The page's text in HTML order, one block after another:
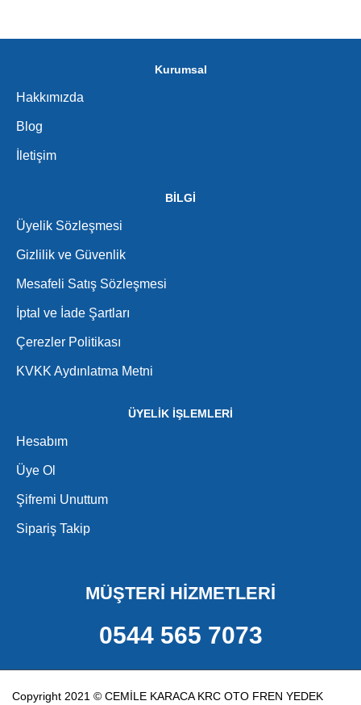
Kurumsal
Hakkımızda
Blog
İletişim
BİLGİ
Üyelik Sözleşmesi
Gizlilik ve Güvenlik
Mesafeli Satış Sözleşmesi
İptal ve İade Şartları
Çerezler Politikası
KVKK Aydınlatma Metni
ÜYELİK İŞLEMLERİ
Hesabım
Üye Ol
Şifremi Unuttum
Sipariş Takip
MÜŞTERİ HİZMETLERİ
0544 565 7073
Copyright 2021 © CEMİLE KARACA KRC OTO FREN YEDEK